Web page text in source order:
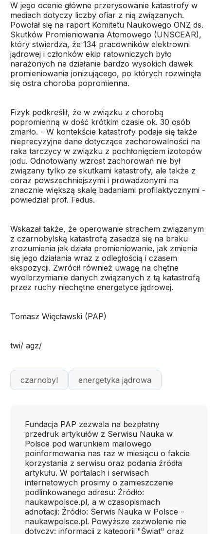
W jego ocenie główne przerysowanie katastrofy w
mediach dotyczy liczby ofiar z nią związanych.
Powołał się na raport Komitetu Naukowego ONZ ds.
Skutków Promieniowania Atomowego (UNSCEAR),
który stwierdza, że 134 pracowników elektrowni
jądrowej i członków ekip ratowniczych było
narażonych na działanie bardzo wysokich dawek
promieniowania jonizującego, po których rozwinęła
się ostra choroba popromienna.
Fizyk podkreślił, że w związku z chorobą
popromienną w dość krótkim czasie ok. 30 osób
zmarło. - W kontekście katastrofy podaje się także
nieprecyzyjne dane dotyczące zachorowalności na
raka tarczycy w związku z pochłonięciem izotopów
jodu. Odnotowany wzrost zachorowań nie był
związany tylko ze skutkami katastrofy, ale także z
coraz powszechniejszymi i prowadzonymi na
znacznie większą skalę badaniami profilaktycznymi -
powiedział prof. Fedus.
Wskazał także, że operowanie strachem związanym
z czarnobylską katastrofą zasadza się na braku
zrozumienia jak działa promieniowanie, jak zmienia
się jego działania wraz z odległością i czasem
ekspozycji. Zwrócił również uwagę na chętne
wyolbrzymianie danych związanych z tą katastrofą
przez ruchy niechętne energetyce jądrowej.
Tomasz Więcławski (PAP)
twi/ agz/
czarnobyl energetyka jądrowa
Fundacja PAP zezwala na bezpłatny
przedruk artykułów z Serwisu Nauka w
Polsce pod warunkiem mailowego
poinformowania nas raz w miesiącu o fakcie
korzystania z serwisu oraz podania źródła
artykułu. W portalach i serwisach
internetowych prosimy o zamieszczenie
podlinkowanego adresu: Źródło:
naukawpolsce.pl, a w czasopismach
adnotacji: Źródło: Serwis Nauka w Polsce -
naukawpolsce.pl. Powyższe zezwolenie nie
dotyczy: informacji z kategorii "Świat" oraz